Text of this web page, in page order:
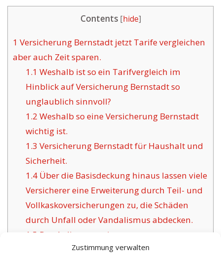
Zustimmung verwalten
Contents [hide]
1 Versicherung Bernstadt jetzt Tarife vergleichen
aber auch Zeit sparen.
1.1 Weshalb ist so ein Tarifvergleich im
Hinblick auf Versicherung Bernstadt so
unglaublich sinnvoll?
1.2 Weshalb so eine Versicherung Bernstadt
wichtig ist.
1.3 Versicherung Bernstadt für Haushalt und
Sicherheit.
1.4Über die Basisdeckung hinaus lassen viele
Versicherer eine Erweiterung durch Teil- und
Vollkaskoversicherungen zu, die Schäden
durch Unfall oder Vandalismus abdecken.
1.5 Das Anliegen geeigneter
Versicherungsgesellschaften für Bernstadt: